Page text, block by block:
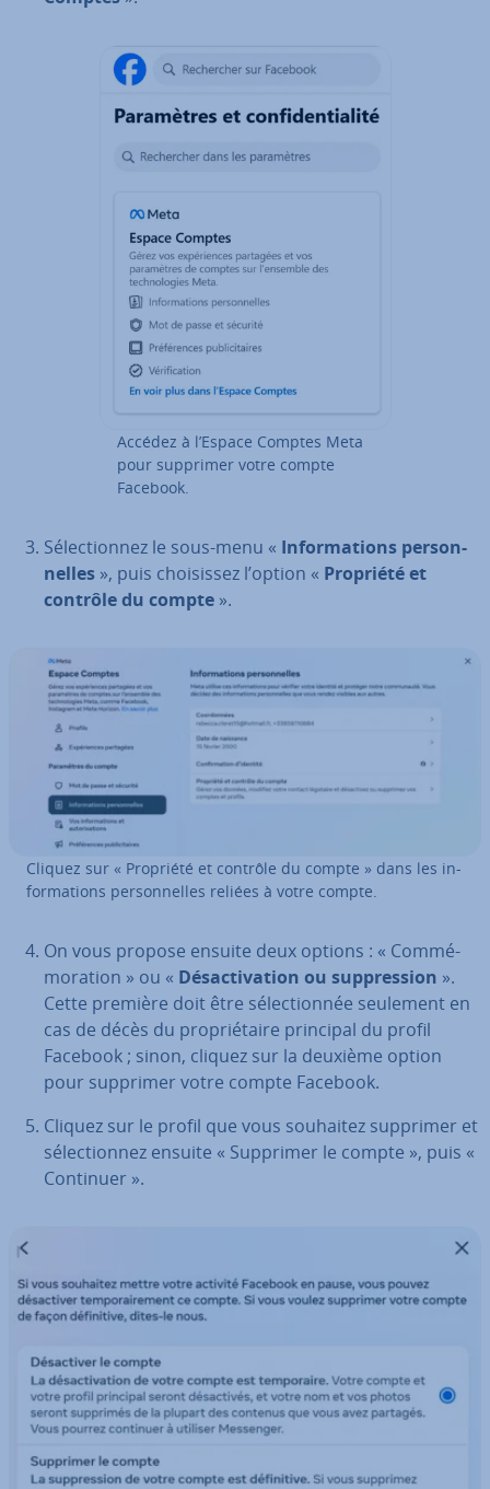
Accédez à l’Espace Comptes Meta
pour supprimer votre compte
Facebook.
Sé­lec­tion­nez le sous-menu « In­for­ma­tions per­son­
nelles », puis choi­sis­sez l’option « Propriété et
contrôle du compte ».
Cliquez sur « Propriété et contrôle du compte » dans les in­
for­ma­tions per­son­nelles reliées à votre compte.
On vous propose ensuite deux options : « Com­mé­
mo­ra­tion » ou « Dé­sac­ti­va­tion ou sup­pres­sion ».
Cette première doit être sé­lec­tion­née seulement en
cas de décès du pro­prié­taire principal du profil
Facebook ; sinon, cliquez sur la deuxième option
pour supprimer votre compte Facebook.
Cliquez sur le profil que vous souhaitez supprimer et
sé­lec­tion­nez ensuite « Supprimer le compte », puis «
Continuer ».